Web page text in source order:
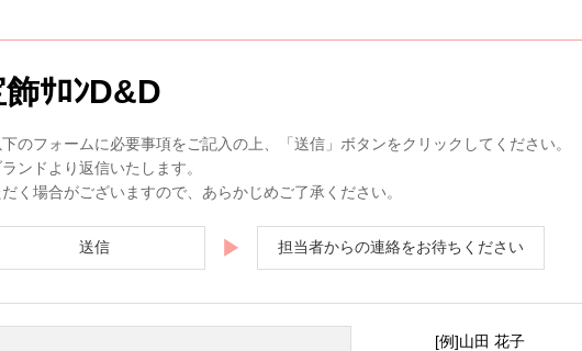
ｻﾛﾝD&D
のフォームに必要事項をご記入の上、「送信」ボタンをクリックしてください。
ンドより返信いたします。
く場合がございますので、あらかじめご了承ください。
送信 ▶ 担当者からの連絡をお待ちください
[例]山田 花子